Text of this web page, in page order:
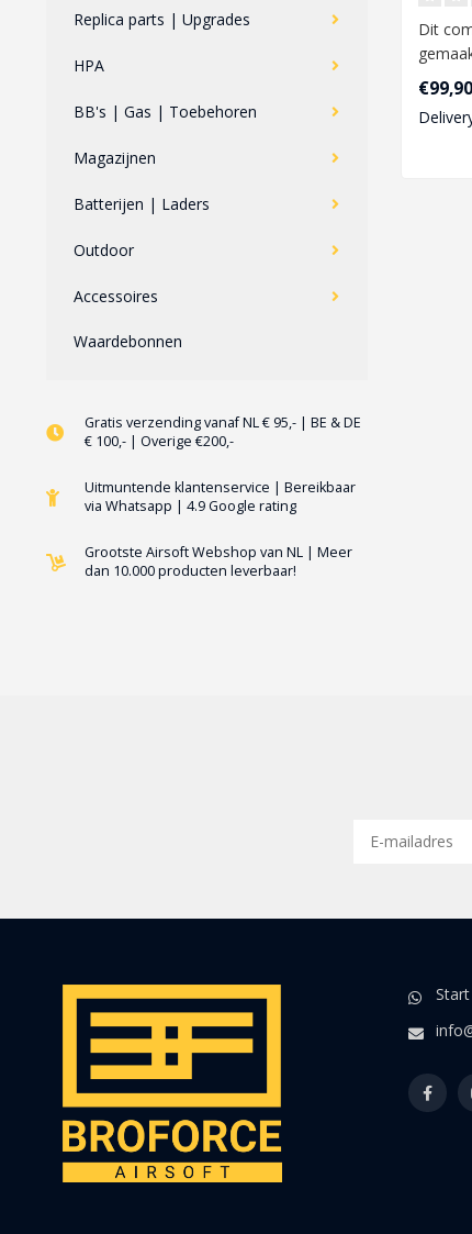
Replica parts | Upgrades
HPA
BB's | Gas | Toebehoren
Magazijnen
Batterijen | Laders
Outdoor
Accessoires
Waardebonnen
Gratis verzending vanaf NL € 95,- | BE & DE
€ 100,- | Overige €200,-
Uitmuntende klantenservice | Bereikbaar
via Whatsapp | 4.9 Google rating
Grootste Airsoft Webshop van NL | Meer
dan 10.000 producten leverbaar!
Dit
een
op uw
€99,90